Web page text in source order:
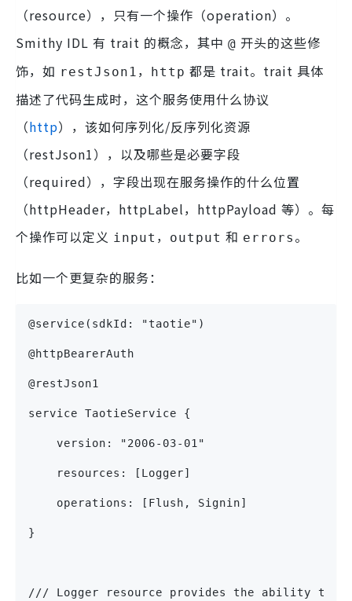
（resource），只有一个操作（operation）。
Smithy IDL 有 trait 的概念，其中 @ 开头的这些修
饰，如 restJson1 ， http 都是 trait。trait 具体
描述了代码生成时，这个服务使用什么协议
（http），该如何序列化/反序列化资源
（restJson1），以及哪些是必要字段
（required），字段出现在服务操作的什么位置
（httpHeader，httpLabel，httpPayload 等）。每
个操作可以定义 input ， output 和 errors 。
比如一个更复杂的服务：
@service(sdkId: "taotie")
@httpBearerAuth
@restJson1
service TaotieService {
    version: "2006-03-01"
    resources: [Logger]
    operations: [Flush, Signin]
}
/// Logger resource provides the ability to